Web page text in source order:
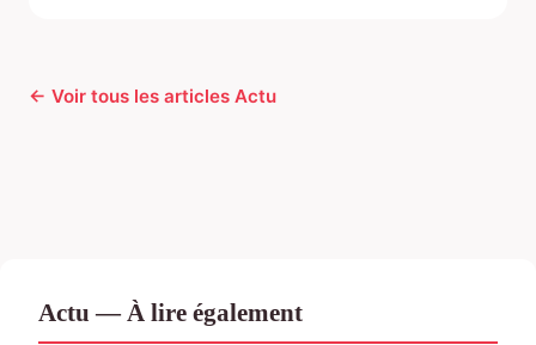
← Voir tous les articles Actu
Actu — À lire également